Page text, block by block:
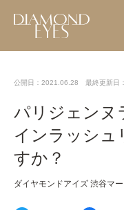
公開日：2021.06.28 最終更新日
パリジェンヌ
インラッシュ
すか？
ダイヤモンドアイズ 渋谷マ